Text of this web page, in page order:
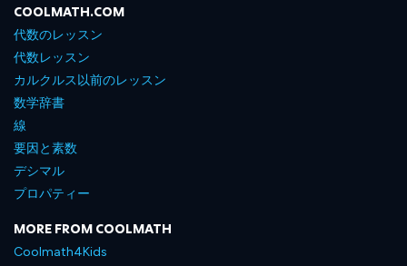
COOLMATH.COM
代数のレッスン
代数レッスン
カルクルス以前のレッスン
数学辞書
線
要因と素数
デシマル
プロパティー
MORE FROM COOLMATH
Coolmath4Kids